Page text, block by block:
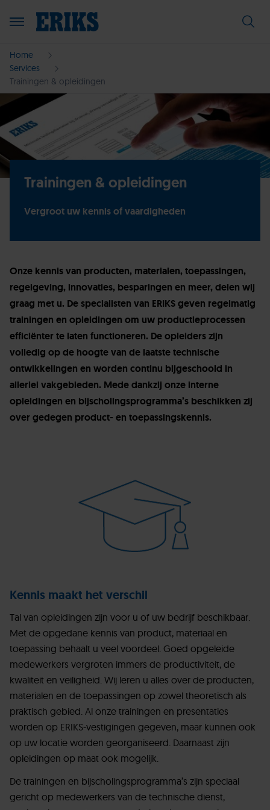
Home
Services
Trainingen & opleidingen
Trainingen & opleidingen
Vergroot uw kennis of vaardigheden
Onze kennis van producten, materialen, toepassingen,
regelgeving, innovaties, besparingen en meer, delen wij
graag met u. De specialisten van ERIKS geven regelmatig
trainingen en opleidingen om uw productieprocessen
efficiënter te laten functioneren. De opleiders zijn
volledig op de hoogte van de laatste technische
ontwikkelingen en worden continu bijgeschoold in
allerlei vakgebieden. Mede dankzij onze interne
opleidingen en bijscholingsprogramma’s beschikken zij
over gedegen product- en toepassingskennis.
Kennis maakt het verschil
Tal van opleidingen zijn voor u of uw bedrijf beschikbaar.
Met de opgedane kennis van product, materiaal en
toepassing behaalt u veel voordeel. Goed opgeleide
medewerkers vergroten immers de productiviteit, de
kwaliteit en veiligheid. Wij leren u alles over de producten,
materialen en de toepassingen op zowel theoretisch als
praktisch gebied. Al onze trainingen en presentaties
worden op ERIKS-vestigingen gegeven, maar kunnen ook
op uw locatie worden georganiseerd. Daarnaast zijn
opleidingen op maat ook mogelijk.
De trainingen en bijscholingsprogramma’s zijn speciaal
gericht op medewerkers van de technische dienst,